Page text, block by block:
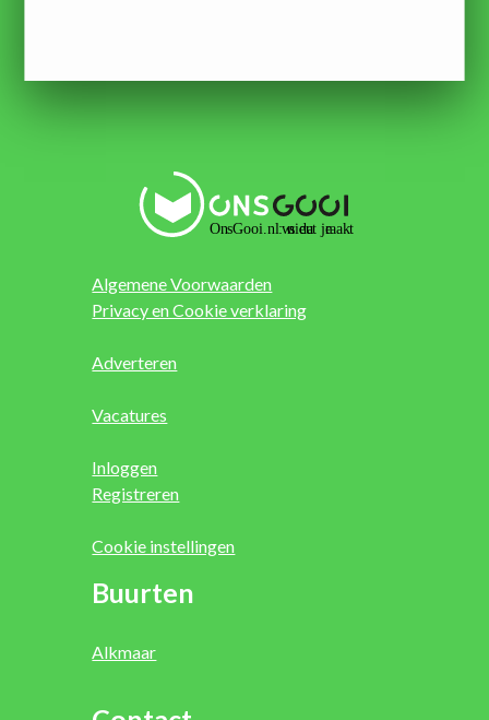
Algemene Voorwaarden
Privacy en Cookie verklaring
Adverteren
Vacatures
Inloggen
Registreren
Cookie instellingen
Buurten
Alkmaar